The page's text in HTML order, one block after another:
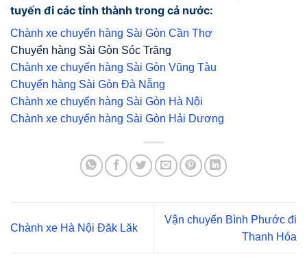
tuyến đi các tỉnh thành trong cả nước:
Chành xe chuyển hàng Sài Gòn Cần Thơ
Chuyển hàng Sài Gòn Sóc Trăng
Chành xe chuyển hàng Sài Gòn Vũng Tàu
Chuyển hàng Sài Gòn Đà Nẵng
Chành xe chuyển hàng Sài Gòn Hà Nội
Chành xe chuyển hàng Sài Gòn Hải Dương
Chành xe Hà Nội Đăk Lăk
Vận chuyển Bình Phước đi
Thanh Hóa